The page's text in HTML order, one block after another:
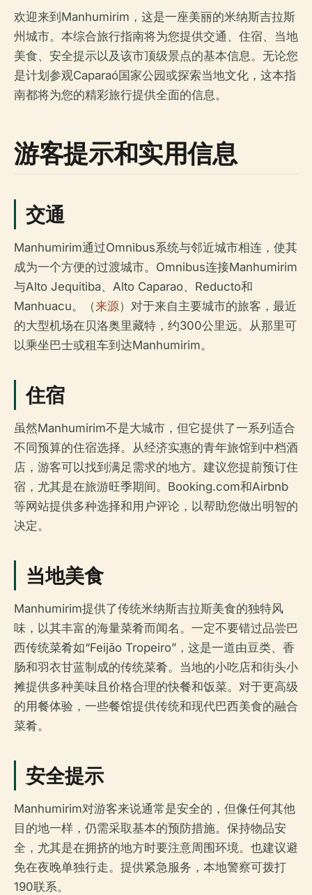
欢迎来到Manhumirim，这是一座美丽的米纳斯吉拉斯
州城市。本综合旅行指南将为您提供交通、住宿、当地
美食、安全提示以及该市顶级景点的基本信息。无论您
是计划参观Caparaó国家公园或探索当地文化，这本指
南都将为您的精彩旅行提供全面的信息。
游客提示和实用信息
交通
Manhumirim通过Omnibus系统与邻近城市相连，使其
成为一个方便的过渡城市。Omnibus连接Manhumirim
与Alto Jequitiba、Alto Caparao、Reducto和
Manhuacu。（来源）对于来自主要城市的旅客，最近
的大型机场在贝洛奥里藏特，约300公里远。从那里可
以乘坐巴士或租车到达Manhumirim。
住宿
虽然Manhumirim不是大城市，但它提供了一系列适合
不同预算的住宿选择。从经济实惠的青年旅馆到中档酒
店，游客可以找到满足需求的地方。建议您提前预订住
宿，尤其是在旅游旺季期间。Booking.com和Airbnb
等网站提供多种选择和用户评论，以帮助您做出明智的
决定。
当地美食
Manhumirim提供了传统米纳斯吉拉斯美食的独特风
味，以其丰富的海量菜肴而闻名。一定不要错过品尝巴
西传统菜肴如“Feijão Tropeiro”，这是一道由豆类、香
肠和羽衣甘蓝制成的传统菜肴。当地的小吃店和街头小
摊提供多种美味且价格合理的快餐和饭菜。对于更高级
的用餐体验，一些餐馆提供传统和现代巴西美食的融合
菜肴。
安全提示
Manhumirim对游客来说通常是安全的，但像任何其他
目的地一样，仍需采取基本的预防措施。保持物品安
全，尤其是在拥挤的地方时要注意周围环境。也建议避
免在夜晚单独行走。提供紧急服务，本地警察可拨打
190联系。